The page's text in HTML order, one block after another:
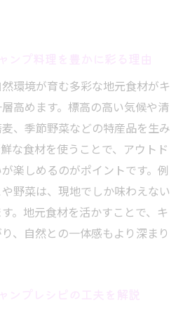
で広がるアウトドアの味覚探
わう長野キャンプの醍醐味
るキャンプの新しい発見
ャンプの楽しさを倍増させる
験を生む長野の食材活用法
発見する旬の味わい方を解説
共有する食の感動体験を提案
味わうオリジナルレシピのす
環境が育む多彩な地元食材がキ
高めます。標高の高い気候や清
、季節野菜などの特産品を生み
な食材を使うことで、アウトド
楽しめるのがポイントです。例
野菜は、現地でしか味わえない
。地元食材を活かすことで、キ
、自然との一体感もより深まり